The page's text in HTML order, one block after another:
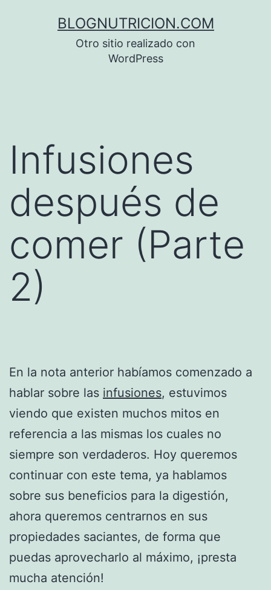
BLOGNUTRICION.COM
Otro sitio realizado con
WordPress
Infusiones
después de
comer (Parte
2)
En la nota anterior habíamos comenzado a
hablar sobre las infusiones, estuvimos
viendo que existen muchos mitos en
referencia a las mismas los cuales no
siempre son verdaderos. Hoy queremos
continuar con este tema, ya hablamos
sobre sus beneficios para la digestión,
ahora queremos centrarnos en sus
propiedades saciantes, de forma que
puedas aprovecharlo al máximo, ¡presta
mucha atención!